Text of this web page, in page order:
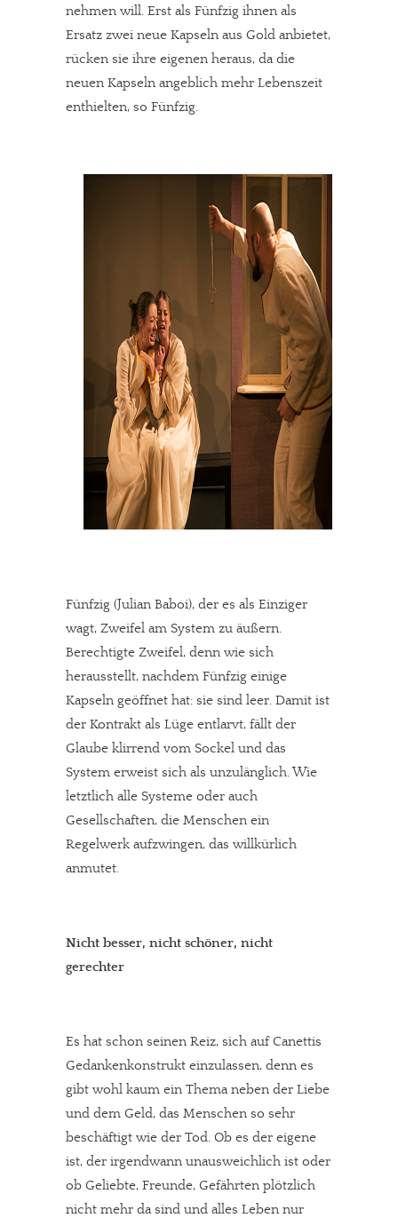
nehmen will. Erst als Fünfzig ihnen als
Ersatz zwei neue Kapseln aus Gold anbietet,
rücken sie ihre eigenen heraus, da die
neuen Kapseln angeblich mehr Lebenszeit
enthielten, so Fünfzig.
Fünfzig (Julian Baboi), der es als Einziger
wagt, Zweifel am System zu äußern.
Berechtigte Zweifel, denn wie sich
herausstellt, nachdem Fünfzig einige
Kapseln geöffnet hat: sie sind leer. Damit ist
der Kontrakt als Lüge entlarvt, fällt der
Glaube klirrend vom Sockel und das
System erweist sich als unzulänglich. Wie
letztlich alle Systeme oder auch
Gesellschaften, die Menschen ein
Regelwerk aufzwingen, das willkürlich
anmutet.
Nicht besser, nicht schöner, nicht
gerechter
Es hat schon seinen Reiz, sich auf Canettis
Gedankenkonstrukt einzulassen, denn es
gibt wohl kaum ein Thema neben der Liebe
und dem Geld, das Menschen so sehr
beschäftigt wie der Tod. Ob es der eigene
ist, der irgendwann unausweichlich ist oder
ob Geliebte, Freunde, Gefährten plötzlich
nicht mehr da sind und alles Leben nur